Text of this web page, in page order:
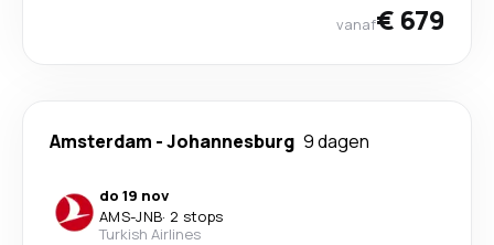
vanaf€ 679
Amsterdam -Johannesburg 9 dagen
do 19 nov
AMS-JNB· 2 stops
Turkish Airlines